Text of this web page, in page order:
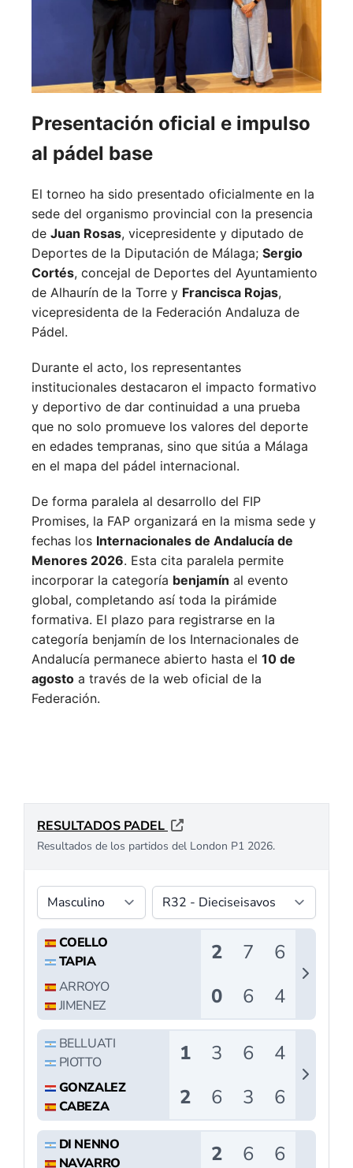
Presentación oficial e impulso
al pádel base
El torneo ha sido presentado oficialmente en la
sede del organismo provincial con la presencia
de Juan Rosas, vicepresidente y diputado de
Deportes de la Diputación de Málaga; Sergio
Cortés, concejal de Deportes del Ayuntamiento
de Alhaurín de la Torre y Francisca Rojas,
vicepresidenta de la Federación Andaluza de
Pádel.
Durante el acto, los representantes
institucionales destacaron el impacto formativo
y deportivo de dar continuidad a una prueba
que no solo promueve los valores del deporte
en edades tempranas, sino que sitúa a Málaga
en el mapa del pádel internacional.
De forma paralela al desarrollo del FIP
Promises, la FAP organizará en la misma sede y
fechas los Internacionales de Andalucía de
Menores 2026. Esta cita paralela permite
incorporar la categoría benjamín al evento
global, completando así toda la pirámide
formativa. El plazo para registrarse en la
categoría benjamín de los Internacionales de
Andalucía permanece abierto hasta el 10 de
agosto a través de la web oficial de la
Federación.